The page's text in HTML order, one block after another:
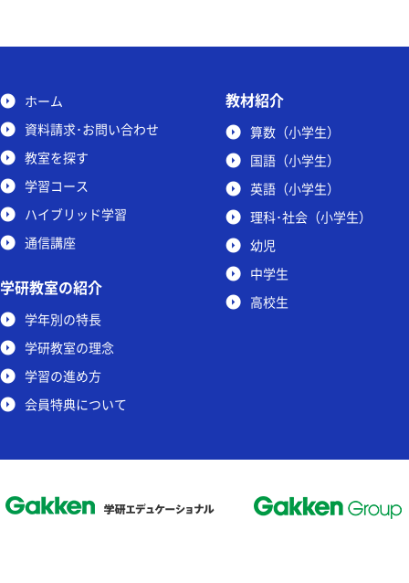
ホーム
資料請求･お問い合わせ
教室を探す
学習コース
ハイブリッド学習
通信講座
学研教室の紹介
学年別の特長
学研教室の理念
学習の進め方
会員特典について
教材紹介
算数（小学生）
国語（小学生）
英語（小学生）
理科･社会（小学生）
幼児
中学生
高校生